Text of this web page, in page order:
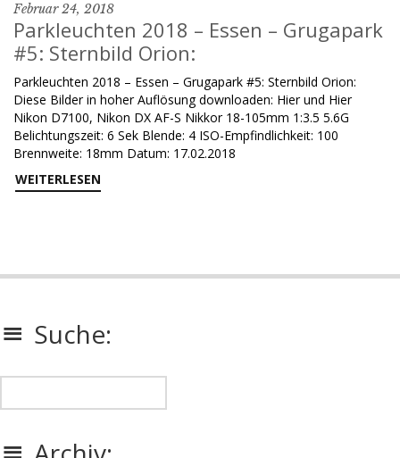
Februar 24, 2018
Parkleuchten 2018 – Essen – Grugapark
#5: Sternbild Orion:
Parkleuchten 2018 – Essen – Grugapark #5: Sternbild Orion:
Diese Bilder in hoher Auflösung downloaden: Hier und Hier
Nikon D7100, Nikon DX AF-S Nikkor 18-105mm 1:3.5 5.6G
Belichtungszeit: 6 Sek Blende: 4 ISO-Empfindlichkeit: 100
Brennweite: 18mm Datum: 17.02.2018
WEITERLESEN
Suche: